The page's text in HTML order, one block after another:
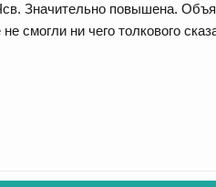
Значительно повышена.
смогли ни чего толкового